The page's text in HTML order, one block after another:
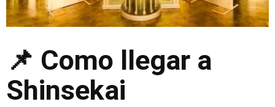
📌 Como llegar a
Shinsekai